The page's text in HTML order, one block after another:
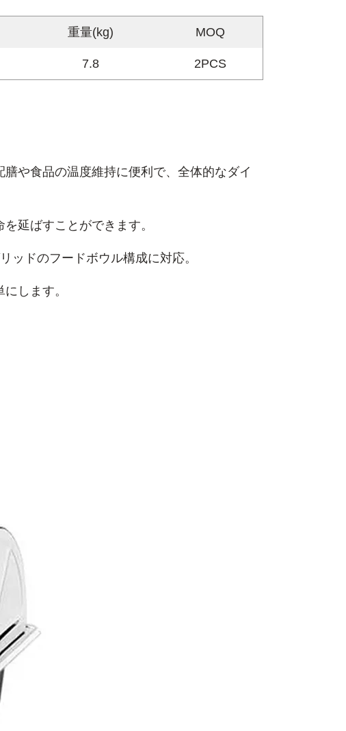
重量(kg) MOQ
7.8 2PCS
や食品の温度維持に便利で、全体的なダイ
延ばすことができます。
ッドのフードボウル構成に対応。
します。